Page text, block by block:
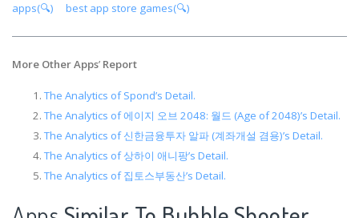
apps(🔍)
best app store games(🔍)
More Other Apps’ Report
The Analytics of Spond’s Detail.
The Analytics of 에이지 오브 2048: 월드 (Age of 2048)’s Detail.
The Analytics of 신한금융투자 알파 (계좌개설 겸용)’s Detail.
The Analytics of 상하이 애니팡’s Detail.
The Analytics of 집토스부동산’s Detail.